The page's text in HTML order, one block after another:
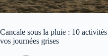
Cancale sous la pluie : 10
vos journées grises